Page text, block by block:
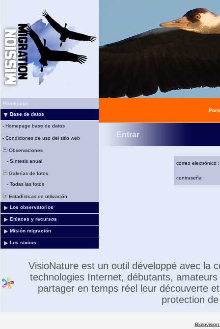
Homepage
Base de datos
- Homepage base de datos
- Condiciones de uso del sitio web
Observaciones
- Síntesis anual
Galerías de fotos
- Todas las fotos
Estadísticas de utilización
Los observatorios
Enlaces y recursos
Misión migración
Los socios
Entrar
correo electrónico :
contraseña :
VisioNature est un outil développé avec la
technologies Internet, débutants,
partager en temps réel leur découverte
protection
Biolovision